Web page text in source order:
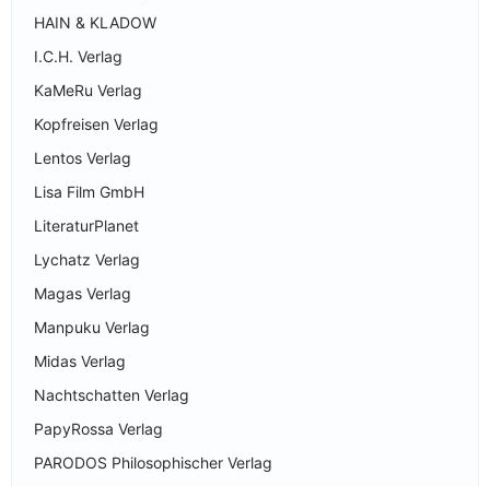
HAIN & KLADOW
I.C.H. Verlag
KaMeRu Verlag
Kopfreisen Verlag
Lentos Verlag
Lisa Film GmbH
LiteraturPlanet
Lychatz Verlag
Magas Verlag
Manpuku Verlag
Midas Verlag
Nachtschatten Verlag
PapyRossa Verlag
PARODOS Philosophischer Verlag